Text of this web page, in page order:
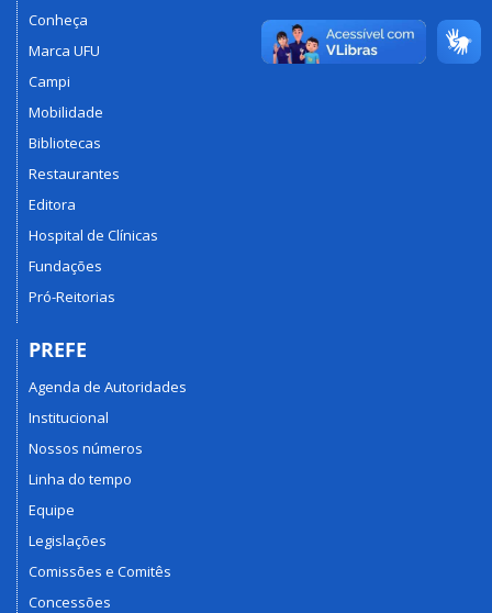
Conheça
Marca UFU
Campi
Mobilidade
Bibliotecas
Restaurantes
Editora
Hospital de Clínicas
Fundações
Pró-Reitorias
PREFE
Agenda de Autoridades
Institucional
Nossos números
Linha do tempo
Equipe
Legislações
Comissões e Comitês
Concessões